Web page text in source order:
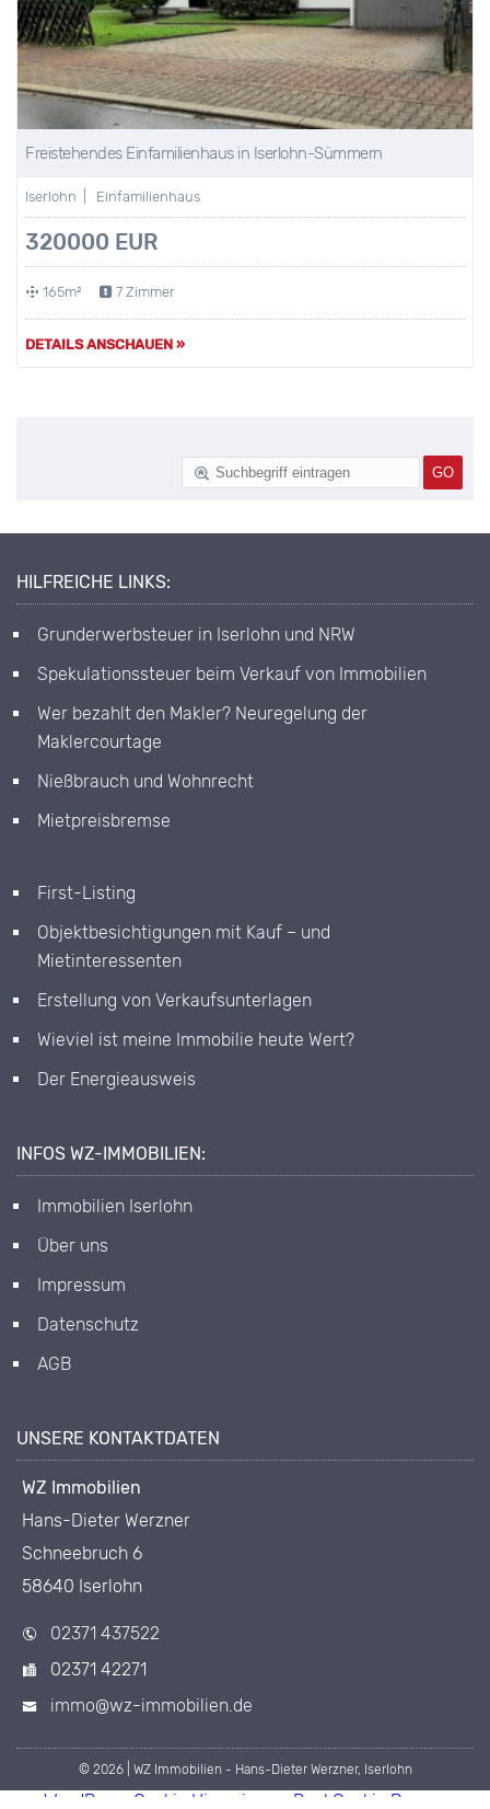
Freistehendes Einfamilienhaus in Iserlohn-Sümmern
Iserlohn | Einfamilienhaus
320000 EUR
165m² 7 Zimmer
DETAILS ANSCHAUEN »
HILFREICHE LINKS:
Grunderwerbsteuer in Iserlohn und NRW
Spekulationssteuer beim Verkauf von Immobilien
Wer bezahlt den Makler? Neuregelung der
Maklercourtage
Nießbrauch und Wohnrecht
Mietpreisbremse
First-Listing
Objektbesichtigungen mit Kauf – und
Mietinteressenten
Erstellung von Verkaufsunterlagen
Wieviel ist meine Immobilie heute Wert?
Der Energieausweis
INFOS WZ-IMMOBILIEN:
Immobilien Iserlohn
Über uns
Impressum
Datenschutz
AGB
UNSERE KONTAKTDATEN
WZ Immobilien
Hans-Dieter Werzner
Schneebruch 6
58640 Iserlohn
02371 437522
02371 42271
immo@wz-immobilien.de
© 2026 | WZ Immobilien - Hans-Dieter Werzner, Iserlohn
WordPress Cookie Hinweis von Real Cookie Banner